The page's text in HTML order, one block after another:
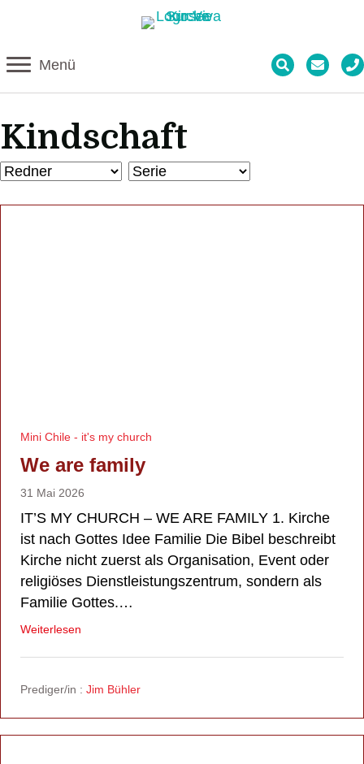
Menü
Kindschaft
Mini Chile - it's my church
We are family
31 Mai 2026
IT’S MY CHURCH – WE ARE FAMILY 1. Kirche
ist nach Gottes Idee Familie Die Bibel beschreibt
Kirche nicht zuerst als Organisation, Event oder
religiöses Dienstleistungszentrum, sondern als
Familie Gottes.…
Weiterlesen
Prediger/in : Jim Bühler